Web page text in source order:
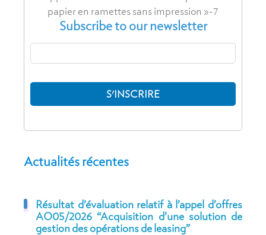
Subscribe to our newsletter
Actualités récentes
Résultat d’évaluation relatif à l’appel d’offres
AO05/2026 “Acquisition d’une solution de
gestion des opérations de leasing”